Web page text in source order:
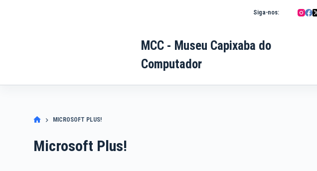
Siga-nos:
MCC - Museu Capixaba do
Computador
MICROSOFT PLUS!
Microsoft Plus!